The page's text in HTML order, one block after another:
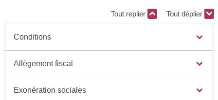
Tout replier Tout déplier
Conditions
Allègement fiscal
Exonération sociales